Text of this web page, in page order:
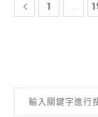
1 ...